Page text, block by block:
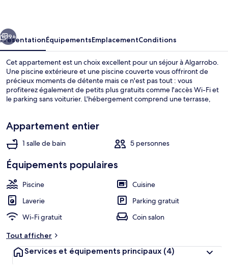
Piscine couverte, piscine extérieure
Suivant
9+
PrésentationÉquipementsEmplacementConditions
Cet appartement est un choix excellent pour un séjour à Algarrobo.
Une piscine extérieure et une piscine couverte vous offriront de
précieux moments de détente mais ce n'est pas tout : vous
profiterez également de petits plus gratuits comme l'accès Wi-Fi et
le parking sans voiturier. L'hébergement comprend une terrasse,
Appartement entier
1 salle de bain 5 personnes
Équipements populaires
Piscine
Cuisine
Laverie
Parking gratuit
Wi-Fi gratuit
Coin salon
Tout afficher
Services et équipements principaux (4)